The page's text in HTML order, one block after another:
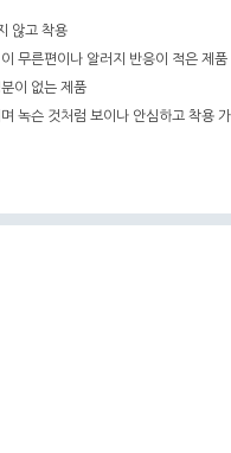
않고 착용
무른편이나 알러지 반응이 적은 제품
이 없는 제품
녹슨 것처럼 보이나 안심하고 착용